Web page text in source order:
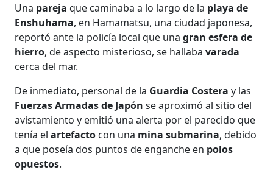
Una parejaque caminaba a lo largo de la playa de
Enshuhama, en Hamamatsu, una ciudad japonesa,
reportó ante la policía local que una gran esfera de
hierro, de aspecto misterioso, se hallabavarada
cerca del mar.
De inmediato, personal de la Guardia Costeray las
Fuerzas Armadas de Japón se aproximó al sitio del
avistamiento y emitió una alerta por el parecido que
tenía elartefacto con una mina submarina, debido
a que poseía dos puntos de enganche en polos
opuestos.